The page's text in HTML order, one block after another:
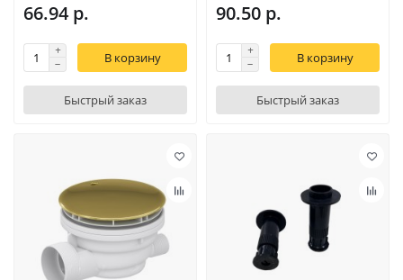
66.94 р.
В корзину
Быстрый заказ
90.50 р.
В корзину
Быстрый заказ